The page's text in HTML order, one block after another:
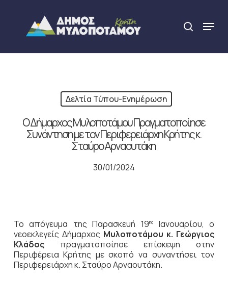
content
search
Menu
Δελτία Τύπου-Ενημέρωση
Ο Δήμαρχος Μυλοποτάμου Πραγματοποίησε
Συνάντηση με τον Περιφερειάρχη Κρήτης κ.
Σταύρο Αρναουτάκη
30/01/2024
Το απόγευμα της Παρασκευή 19ης
Ιανουαρίου, ο
νεοεκλεγείς Δήμαρχος Μυλοποτάμου κ. Γεώργιος
Κλάδοςπραγματοποίησε επίσκεψη στην
Περιφέρεια Κρήτης με σκοπό να συναντήσει τον
Περιφερειάρχη κ. Σταύρο Αρναουτάκη.
Close